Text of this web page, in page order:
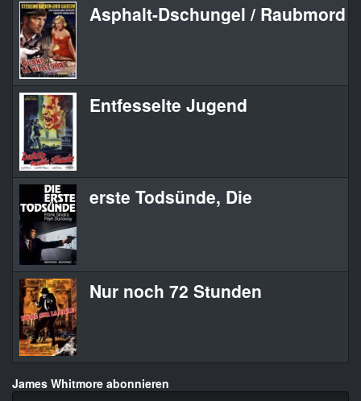
Asphalt-Dschungel / Raubmord
Entfesselte Jugend
erste Todsünde, Die
Nur noch 72 Stunden
James Whitmore abonnieren